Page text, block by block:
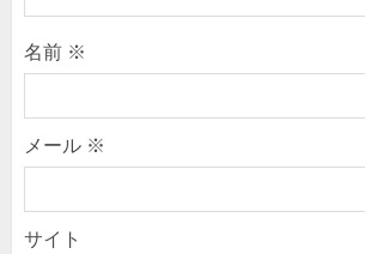
名前 ※
メール ※
サイト